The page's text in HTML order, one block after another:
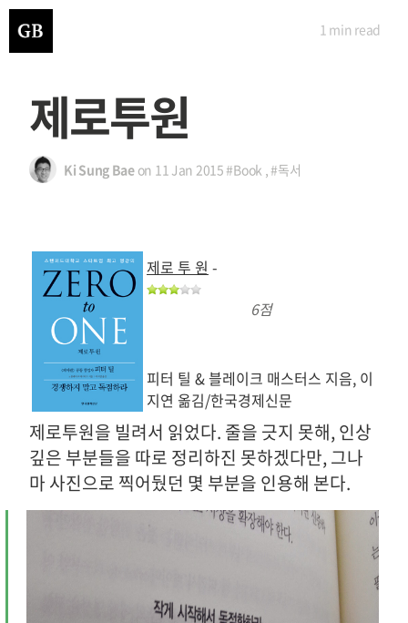
제로투원
Ki Sung Baeon 11 Jan 2015#Book ,#독서
1 min read
제로 투 원 -
6점
피터 틸 & 블레이크 매스터스 지음, 이
지연 옮김/한국경제신문
제로투원을 빌려서 읽었다. 줄을 긋지 못해, 인상
깊은 부분들을 따로 정리하진 못하겠다만, 그나
마 사진으로 찍어뒀던 몇 부분을 인용해 본다.